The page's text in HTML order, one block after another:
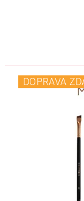
DOPRAVA